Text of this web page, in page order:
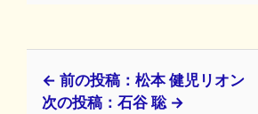
← 前の投稿：松本 健児リオン
次の投稿：石谷 聡 →